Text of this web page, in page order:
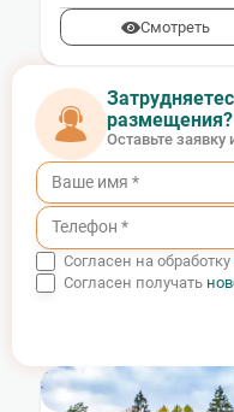
Смотреть
размещения?
Оставьте
Согласен на обработку
Согласен получать